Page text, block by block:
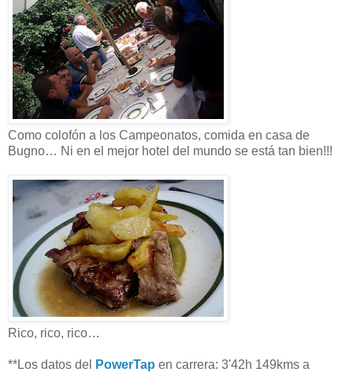
Como colofón a los Campeonatos, comida en casa de
Bugno… Ni en el mejor hotel del mundo se está tan bien!!!
Rico, rico, rico…
**Los datos del PowerTap en carrera: 3'42h 149kms a